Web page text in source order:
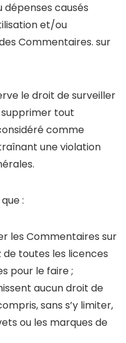
causés
et/ou
Commentaires. sur
le droit de surveiller
tout
comme
une violation
:
les Commentaires sur
toutes les licences
pour le faire ;
aucun droit de
sans s’y limiter,
ou les marques de